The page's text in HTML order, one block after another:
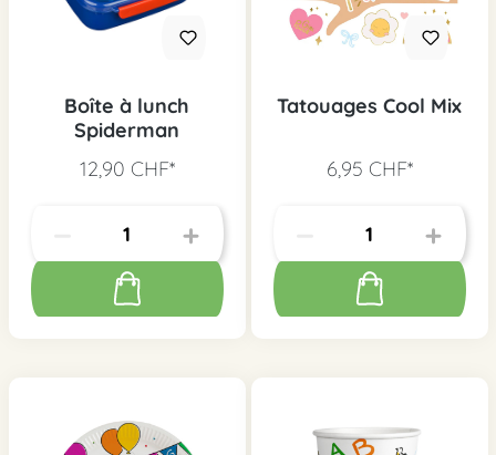
Boîte à lunch
Spiderman
12,90 CHF*
Tatouages Cool Mix
6,95 CHF*